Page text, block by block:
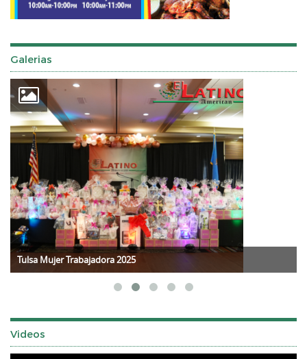
Galerias
Tulsa Mujer Trabajadora 2025
Videos